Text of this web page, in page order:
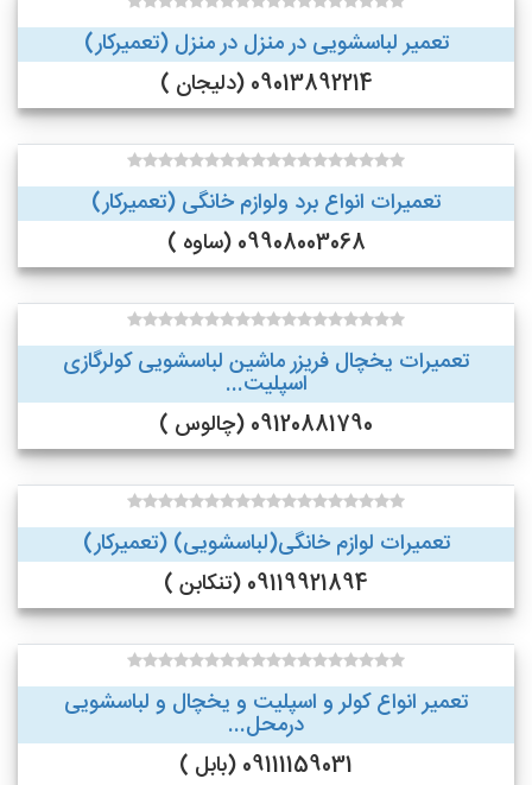
تعمیر لباسشویی در منزل در منزل (تعمیرکار)
09013892214 (دلیجان )
تعمیرات انواع برد ولوازم خانگی (تعمیرکار)
09908003068 (ساوه )
تعمیرات یخچال فریزر ماشین لباسشویی کولرگازی
اسپلیت...
09120881790 (چالوس )
تعمیرات لوازم خانگی(لباسشویی) (تعمیرکار)
09119921894 (تنکابن )
تعمیر انواع کولر و اسپلیت و یخچال و لباسشویی
درمحل...
09111159031 (بابل )